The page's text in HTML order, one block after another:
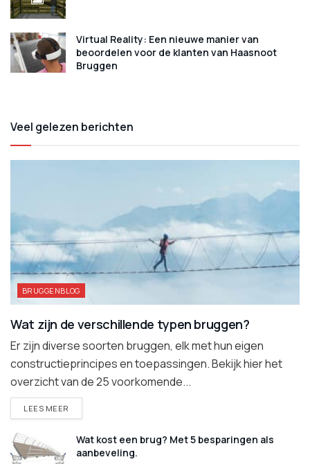
Virtual Reality: Een nieuwe manier van
beoordelen voor de klanten van Haasnoot
Bruggen
Veel gelezen berichten
BRUGGENBLOG
Wat zijn de verschillende typen bruggen?
Er zijn diverse soorten bruggen, elk met hun eigen
constructieprincipes en toepassingen. Bekijk hier het
overzicht van de 25 voorkomende...
LEES MEER
Wat kost een brug? Met 5 besparingen als
aanbeveling.